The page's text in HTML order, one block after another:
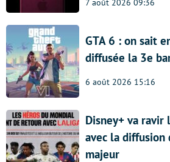
7 août 2026 09:36
GTA 6 : on sait
diffusée la 3e
6 août 2026 15:16
Disney+ va ravir
avec la diffusion
majeur